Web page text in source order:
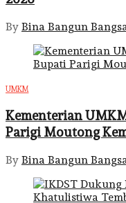
By Bina Bangun Bangsa
UMKM
Kementerian
Parigi Moutong
By Bina Bangun